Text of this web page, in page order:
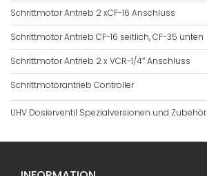
Schrittmotor Antrieb 2 xCF-16 Anschluss
Schrittmotor Antrieb CF-16 seitlich, CF-35 unten
Schrittmotor Antrieb 2 x VCR-1/4″ Anschluss
Schrittmotorantrieb Controller
UHV Dosierventil Spezialversionen und Zubehör